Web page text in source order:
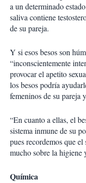
a un determinado
saliva contiene
de su pareja.
Y si esos besos son
“inconscientemente
provocar el apetito
los besos podría
femeninos de su pareja
“En cuanto a ellas, el
sistema inmune de su
pues recordemos que
mucho sobre la higiene
Química